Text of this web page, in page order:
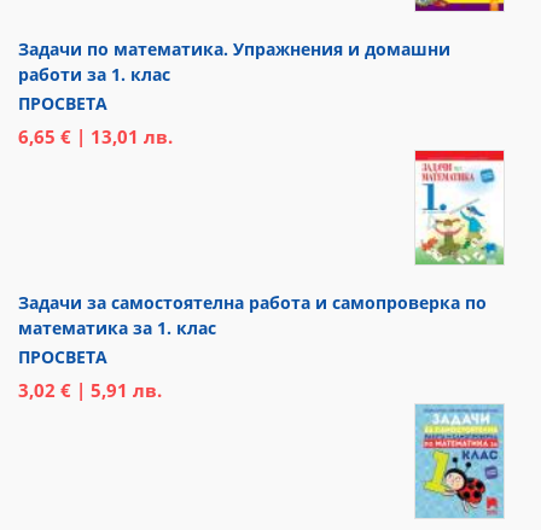
Задачи по математика. Упражнения и домашни
работи за 1. клас
ПРОСВЕТА
6,65 € | 13,01 лв.
Задачи за самостоятелна работа и самопроверка по
математика за 1. клас
ПРОСВЕТА
3,02 € | 5,91 лв.